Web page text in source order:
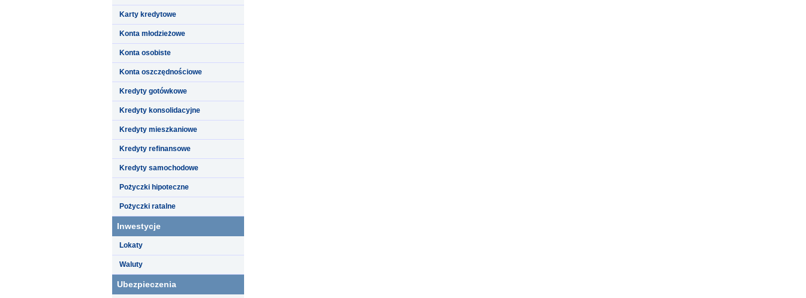
Karty kredytowe
Konta młodzieżowe
Konta osobiste
Konta oszczędnościowe
Kredyty gotówkowe
Kredyty konsolidacyjne
Kredyty mieszkaniowe
Kredyty refinansowe
Kredyty samochodowe
Pożyczki hipoteczne
Pożyczki ratalne
Inwestycje
Lokaty
Waluty
Ubezpieczenia